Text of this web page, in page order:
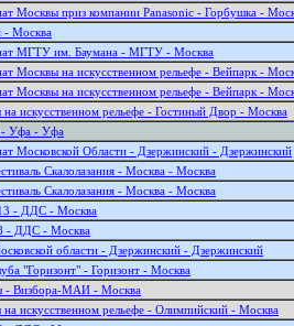
Москвы приз компании Panasonic - Горбушка -
- Москва
МГТУ им. Баумана - МГТУ - Москва
Москвы на искусственном рельефе - Вейпарк -
Москвы на искусственном рельефе - Вейпарк -
искусственном рельефе - Гостиный Двор - Москва
- Уфа - Уфа
Московской Области - Дзержинский - Дзержинский
Скалолазания - Москва - Москва
Скалолазания - Москва - Москва
- ДДС - Москва
- ДДС - Москва
области - Дзержинский - Дзержинский
"Горизонт" - Горизонт - Москва
- Визбора-МАИ - Москва
искусственном рельефе - Олимпийский - Москва